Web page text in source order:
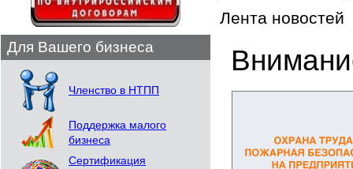
Для Вашего бизнеса
Членство в НТПП
Поддержка малого
бизнеса
Сертификация
Лента новостей